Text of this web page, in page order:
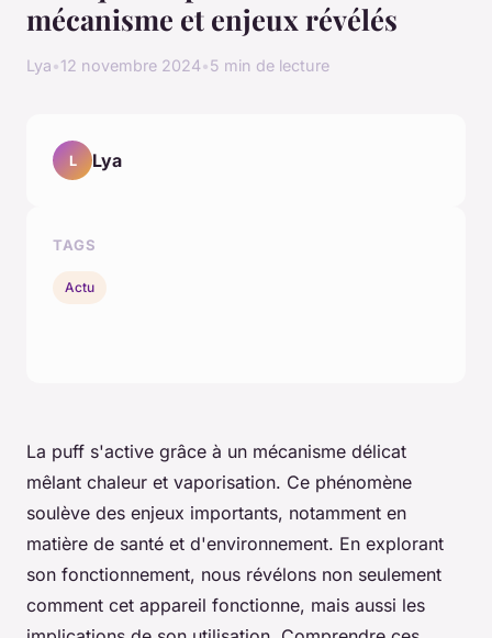
mécanisme et enjeux révélés
Lya•12 novembre 2024•5 min de lecture
La puff s'active grâce à un mécanisme délicat
mêlant chaleur et vaporisation. Ce phénomène
soulève des enjeux importants, notamment en
matière de santé et d'environnement. En explorant
son fonctionnement, nous révélons non seulement
comment cet appareil fonctionne, mais aussi les
L Lya
TAGS
Actu